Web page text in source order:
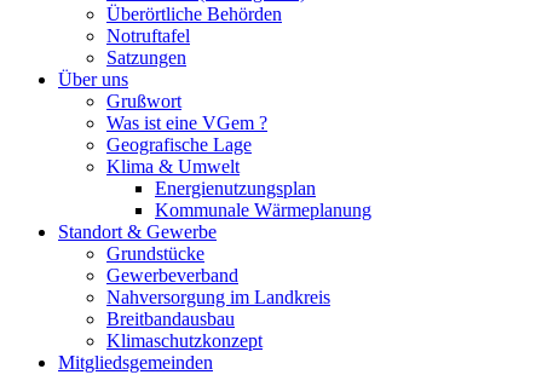
Überörtliche Behörden
Notruftafel
Satzungen
Über uns
Grußwort
Was ist eine VGem ?
Geografische Lage
Klima & Umwelt
Energienutzungsplan
Kommunale Wärmeplanung
Standort & Gewerbe
Grundstücke
Gewerbeverband
Nahversorgung im Landkreis
Breitbandausbau
Klimaschutzkonzept
Mitgliedsgemeinden